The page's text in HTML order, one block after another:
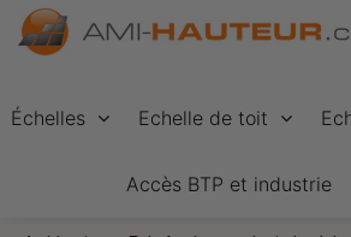
Échelles Echelle de toit
Accès BTP et industrie